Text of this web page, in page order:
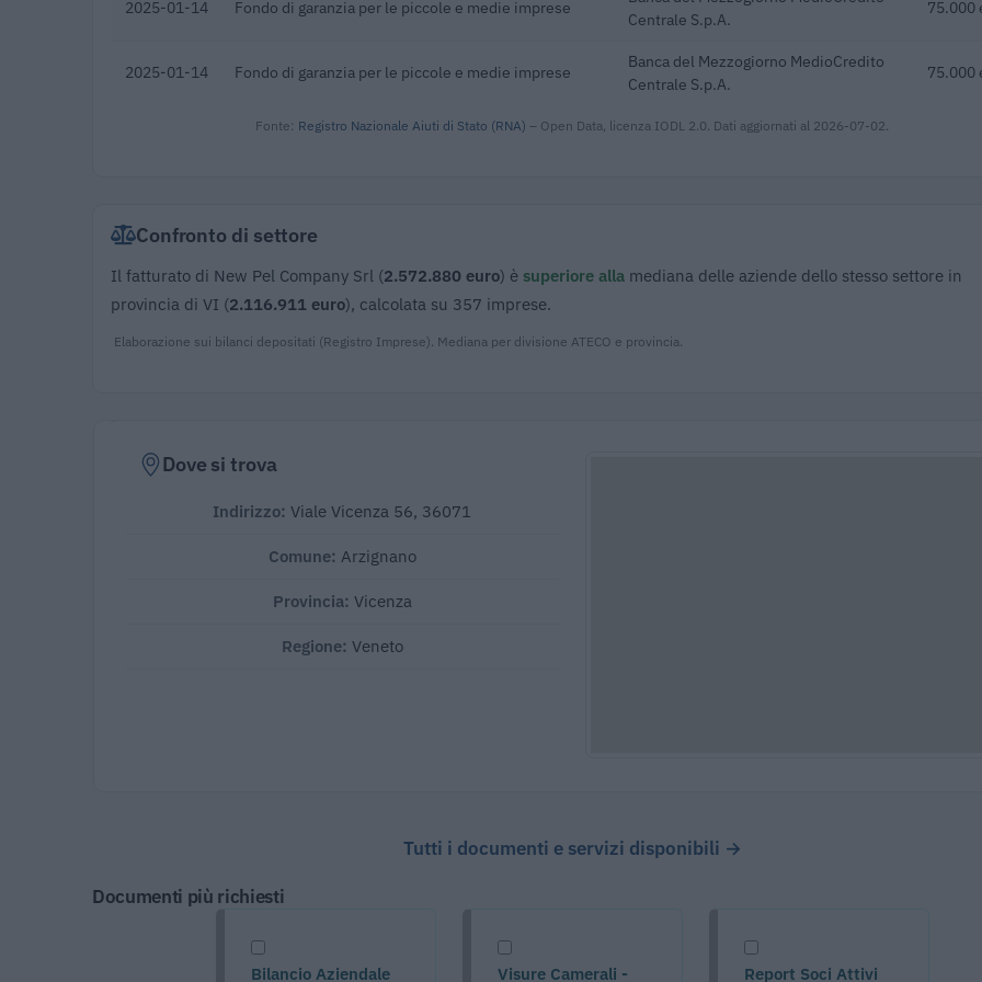
2025-01-14 Fondo di garanzia per le piccole e medie imprese
Centrale S.p.A.
75.000
2025-01-14 Fondo di garanzia per le piccole e medie imprese
Banca del Mezzogiorno MedioCredito
Centrale S.p.A.
75.000
Fonte: Registro Nazionale Aiuti di Stato (RNA) – Open Data, licenza IODL 2.0. Dati aggiornati al 2026-07-02.
Confronto di settore
Il fatturato di New Pel Company Srl (2.572.880 euro) è superiore alla mediana delle aziende dello stesso settore in
provincia di VI (2.116.911 euro), calcolata su 357 imprese.
Elaborazione sui bilanci depositati (Registro Imprese). Mediana per divisione ATECO e provincia.
Dove si trova
Indirizzo: Viale Vicenza 56, 36071
Comune: Arzignano
Provincia: Vicenza
Regione: Veneto
Tutti i documenti e servizi disponibili →
Documenti più richiesti
Bilancio Aziendale Visure Camerali - Report Soci Attivi